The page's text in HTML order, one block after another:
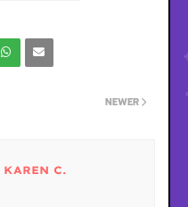
NEWER
KAREN C.